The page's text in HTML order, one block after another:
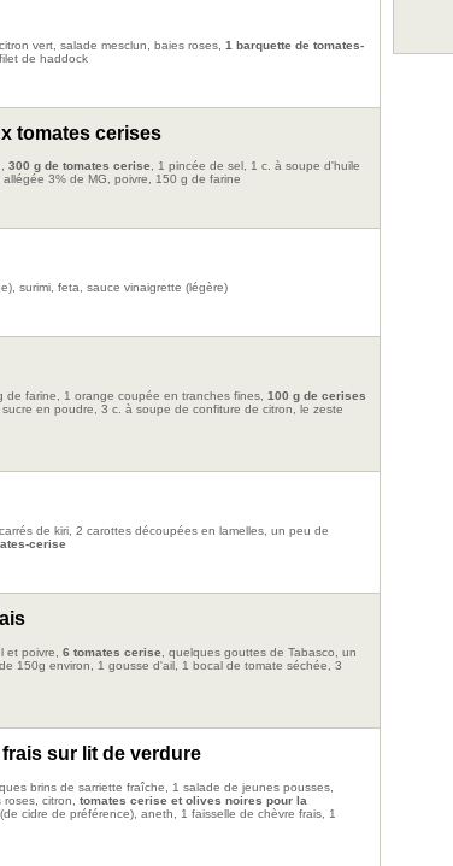
vert, salade mesclun, baies roses, 1 barquette de tomates-
de haddock
tomates cerises
300 g de tomates cerise, 1 pincée de sel, 1 c. à soupe d'huile
3% de MG, poivre, 150 g de farine
surimi, feta, sauce vinaigrette (légère)
farine, 1 orange coupée en tranches fines, 100 g de cerises
en poudre, 3 c. à soupe de confiture de citron, le zeste
de kiri, 2 carottes découpées en lamelles, un peu de
cerise
et poivre, 6 tomates cerise , quelques gouttes de Tabasco, un
150g environ, 1 gousse d'ail, 1 bocal de tomate séchée, 3
sur lit de verdure
brins de sarriette fraîche, 1 salade de jeunes pousses,
citron, tomates cerise et olives noires pour la
cidre de préférence), aneth, 1 faisselle de chèvre frais, 1